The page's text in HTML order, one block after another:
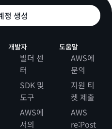
정 생성
개발자
빌더 센
터
SDK 및
도구
AWS에
서의
도움말
AWS에
문의
지원 티
켓 제출
AWS
re:Post